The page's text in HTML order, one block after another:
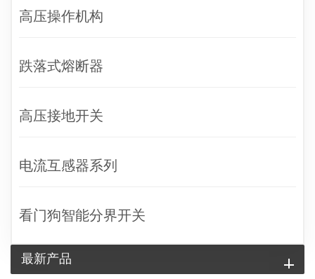
高压操作机构
跌落式熔断器
高压接地开关
电流互感器系列
看门狗智能分界开关
最新产品